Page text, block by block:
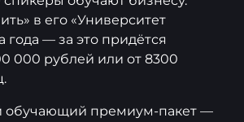
в его «Университет
года — за это придётся
000 рублей или от 8300
обучающий премиум-пакет —